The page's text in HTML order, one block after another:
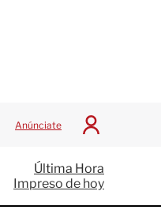
Anúnciate
I
c
i
a
Última Hora
Impreso de hoy